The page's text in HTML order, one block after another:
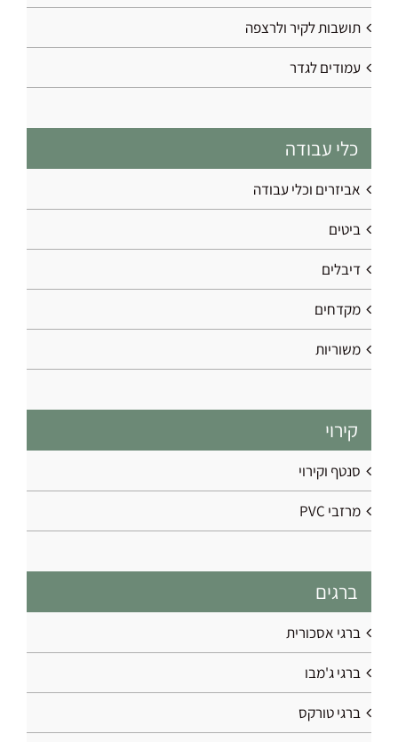
תושבות לקיר ולרצפה
עמודים לגדר
כלי עבודה
אביזרים וכלי עבודה
ביטים
דיבלים
מקדחים
משוריות
קירוי
סנטף וקירוי
מרזבי PVC
ברגים
ברגי אסכורית
ברגי ג'מבו
ברגי טורקס